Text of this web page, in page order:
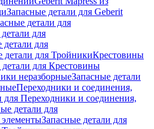
Запасные детали для Geberit
детали для
для
детали для
детали для ТройникиКрестовины
для Крестовины
неразборныеЗапасные детали
Переходники и соединения,
для Переходники и соединения,
детали для
Запасные детали для